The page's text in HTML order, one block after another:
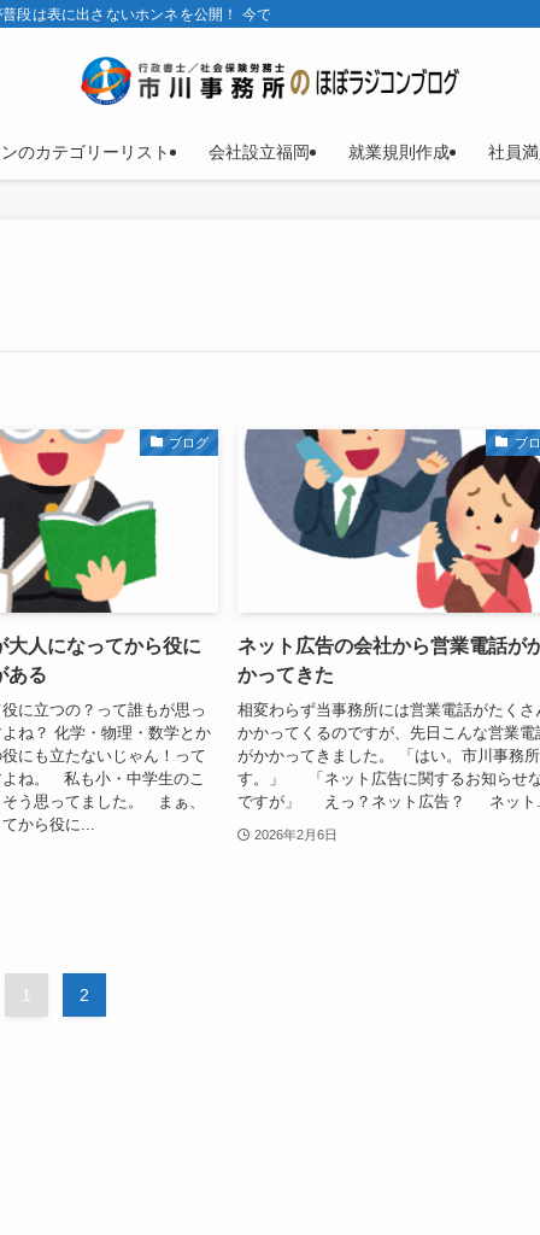
は表に出さないホンネを公開！ 今では、ほとんどラジコンブログ。
のカテゴリーリスト 会社設立福岡 就業規則作成 社員
ブログ
大人になってから役に
ある
に立つの？って誰もが思っ
ね？ 化学・物理・数学とか
にも立たないじゃん！って
ね。 私も小・中学生のこ
う思ってました。 まぁ、
から役に...
ブ
ネット広告の会社から営業電話が
かってきた
相変わらず当事務所には営業電話がたくさ
かかってくるのですが、先日こんな営業電
がかかってきました。 「はい。市川事務
す。」 「ネット広告に関するお知らせ
ですが」 えっ？ネット広告？ ネット
2026年2月6日
1 2